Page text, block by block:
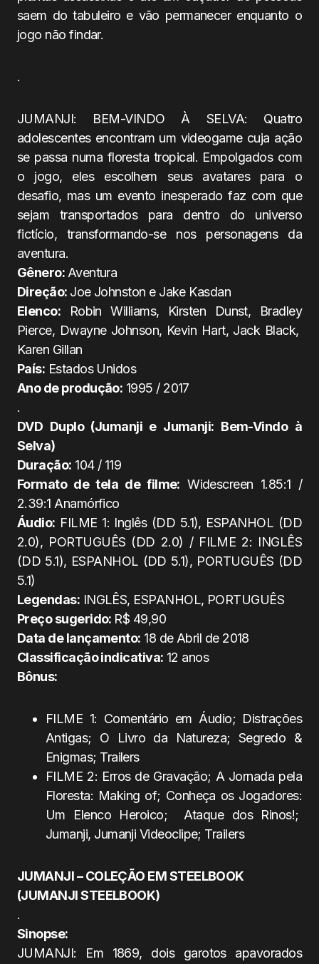
saem do tabuleiro e vão permanecer enquanto o
jogo não findar.
.
JUMANJI: BEM-VINDO À SELVA: Quatro
adolescentes encontram um videogame cuja ação
se passa numa floresta tropical. Empolgados com
o jogo, eles escolhem seus avatares para o
desafio, mas um evento inesperado faz com que
sejam transportados para dentro do universo
fictício, transformando-se nos personagens da
aventura.
Gênero: Aventura
Direção: Joe Johnston e Jake Kasdan
Elenco: Robin Williams, Kirsten Dunst, Bradley
Pierce, Dwayne Johnson, Kevin Hart, Jack Black,
Karen Gillan
País: Estados Unidos
Ano de produção: 1995 / 2017
.
DVD Duplo (Jumanji e Jumanji: Bem-Vindo à
Selva)
Duração: 104 / 119
Formato de tela de filme: Widescreen 1.85:1 /
2.39:1 Anamórfico
Áudio: FILME 1: Inglês (DD 5.1), ESPANHOL (DD
2.0), PORTUGUÊS (DD 2.0) / FILME 2: INGLÊS
(DD 5.1), ESPANHOL (DD 5.1), PORTUGUÊS (DD
5.1)
Legendas: INGLÊS, ESPANHOL, PORTUGUÊS
Preço sugerido: R$ 49,90
Data de lançamento: 18 de Abril de 2018
Classificação indicativa: 12 anos
Bônus:
FILME 1: Comentário em Áudio; Distrações
Antigas; O Livro da Natureza; Segredo &
Enigmas; Trailers
FILME 2: Erros de Gravação; A Jornada pela
Floresta: Making of; Conheça os Jogadores:
Um Elenco Heroico; Ataque dos Rinos!;
Jumanji, Jumanji Videoclipe; Trailers
JUMANJI – COLEÇÃO EM STEELBOOK
(JUMANJI STEELBOOK)
.
Sinopse:
JUMANJI: Em 1869, dois garotos apavorados